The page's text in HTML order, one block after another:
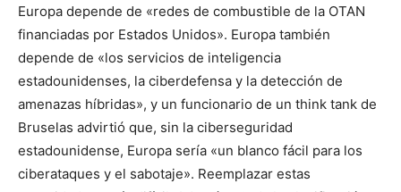
Europa depende de «redes de combustible de la OTAN
financiadas por Estados Unidos». Europa también
depende de «los servicios de inteligencia
estadounidenses, la ciberdefensa y la detección de
amenazas híbridas», y un funcionario de un think tank de
Bruselas advirtió que, sin la ciberseguridad
estadounidense, Europa sería «un blanco fácil para los
ciberataques y el sabotaje». Reemplazar estas